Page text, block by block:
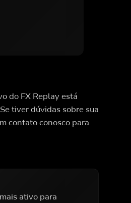
do FX Replay está
tiver dúvidas sobre sua
contato conosco para
ativo para